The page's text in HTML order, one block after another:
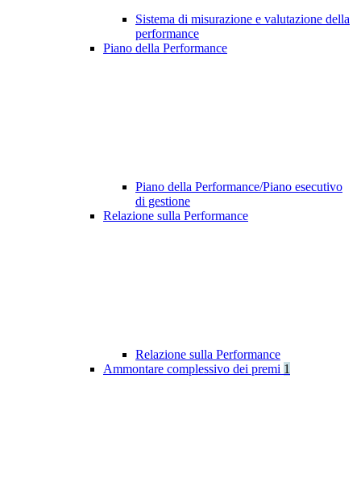
Sistema di misurazione e valutazione della
performance
Piano della Performance
Piano della Performance/Piano esecutivo
di gestione
Relazione sulla Performance
Relazione sulla Performance
Ammontare complessivo dei premi 1